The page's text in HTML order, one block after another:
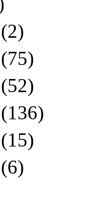
(2)
(75)
(52)
(136)
(15)
(6)